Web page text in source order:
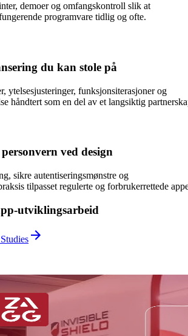
demoer og omfangskontroll slik at
programvare tidlig og ofte.
du kan stole på
ytelsesjusteringer, funksjonsiterasjoner og
håndtert som en del av et langsiktig
ved design
sikre autentiseringsmønstre og
tilpasset regulerte og forbrukerrettede
utviklingsarbeid